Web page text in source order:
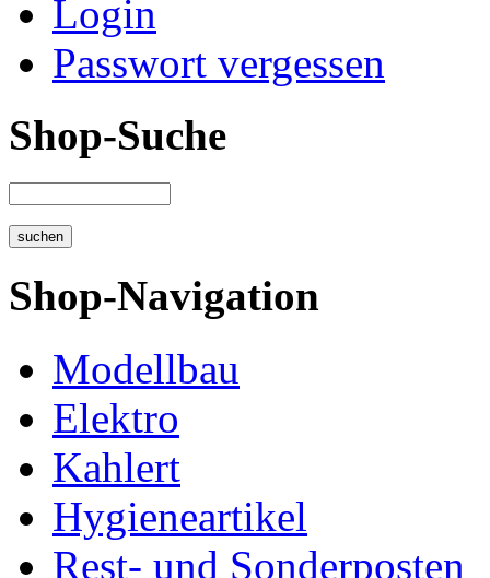
Login
Passwort vergessen
Shop-Suche
Shop-Navigation
Modellbau
Elektro
Kahlert
Hygieneartikel
Rest- und Sonderposten